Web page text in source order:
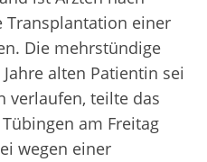
Transplantation einer
Die mehrstündige
alten Patientin sei
verlaufen, teilte das
am Freitag
wegen einer